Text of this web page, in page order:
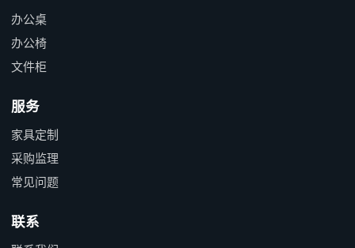
办公桌
办公椅
文件柜
服务
家具定制
采购监理
常见问题
联系